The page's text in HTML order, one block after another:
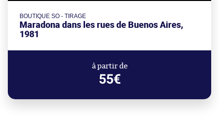
BOUTIQUE SO - TIRAGE
Maradona dans les rues de Buenos Aires,
1981
à partir de
55€